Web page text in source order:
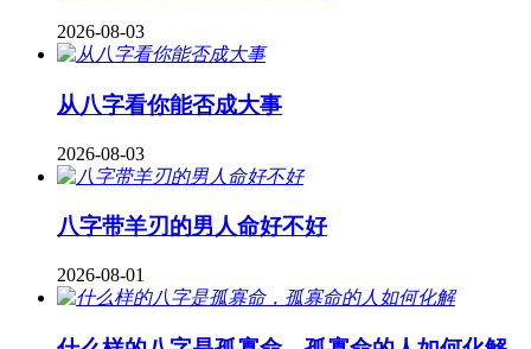
2026-08-03
从八字看你能否成大事
2026-08-03
八字带羊刃的男人命好不好
2026-08-01